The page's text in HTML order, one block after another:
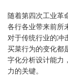
随着第四次工业革
各行各业带来前所
对于传统行业的冲
买菜行为的变化都
字化分析设计能力
力的关键。